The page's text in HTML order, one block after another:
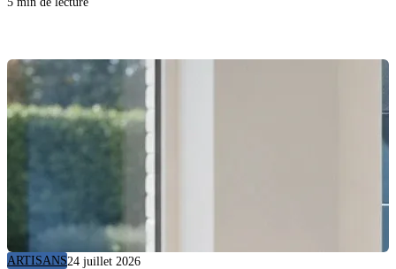
ARTISANS24 juillet 2026